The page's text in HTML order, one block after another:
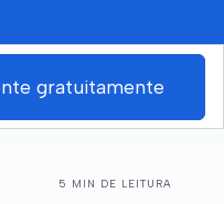
gratuitamente
5 MIN DE LEITURA